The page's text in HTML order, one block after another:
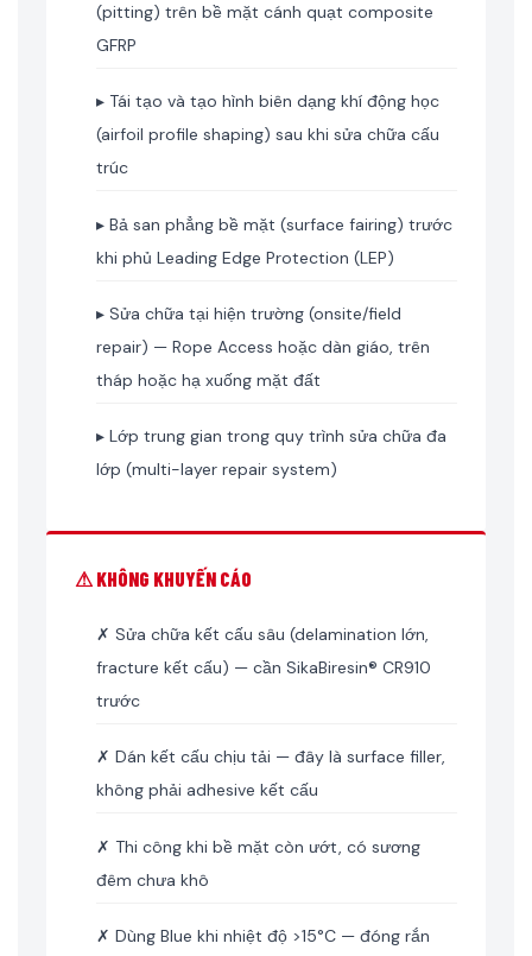
(pitting) trên bề mặt cánh quạt composite
GFRP
▸ Tái tạo và tạo hình biên dạng khí động học
(airfoil profile shaping) sau khi sửa chữa cấu
trúc
▸ Bả san phẳng bề mặt (surface fairing) trước
khi phủ Leading Edge Protection (LEP)
▸ Sửa chữa tại hiện trường (onsite/field
repair) — Rope Access hoặc dàn giáo, trên
tháp hoặc hạ xuống mặt đất
▸ Lớp trung gian trong quy trình sửa chữa đa
lớp (multi-layer repair system)
⚠ KHÔNG KHUYẾN CÁO
✗ Sửa chữa kết cấu sâu (delamination lớn,
fracture kết cấu) — cần SikaBiresin® CR910
trước
✗ Dán kết cấu chịu tải — đây là surface filler,
không phải adhesive kết cấu
✗ Thi công khi bề mặt còn ướt, có sương
đêm chưa khô
✗ Dùng Blue khi nhiệt độ >15°C — đóng rắn